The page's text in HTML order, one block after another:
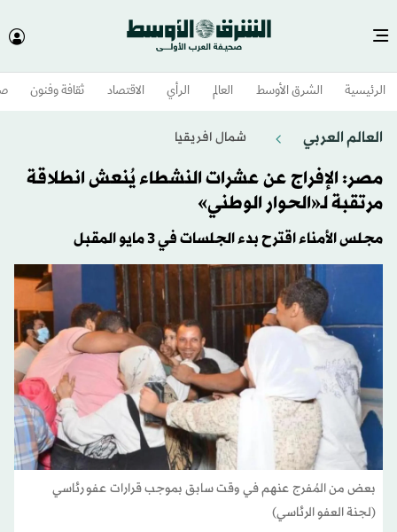
الرئيسية الشرق الأوسط​ العالم الرأي الاقتصاد ثقافة وفنون
العالم العربي شمال افريقيا
مصر: الإفراج عن عشرات النشطاء يُنعش انطلاقة
مرتقبة لـ«الحوار الوطني»
مجلس الأمناء اقترح بدء الجلسات في 3 مايو المقبل
بعض من المُفرج عنهم في وقت سابق بموجب قرارات عفو رئاسي
(لجنة العفو الرئاسي)